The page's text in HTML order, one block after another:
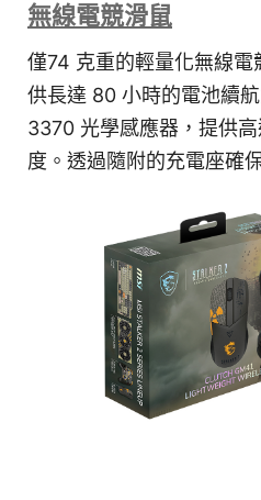
無線電競滑鼠
僅74 克重的輕量化無線電
供長達 80 小時的電池續
3370 光學感應器，提供
度。透過隨附的充電座確